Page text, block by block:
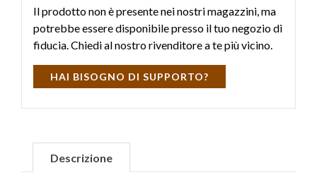
Il prodotto non è presente nei nostri magazzini, ma
potrebbe essere disponibile presso il tuo negozio di
fiducia. Chiedi al nostro rivenditore a te più vicino.
HAI BISOGNO DI SUPPORTO?
Descrizione